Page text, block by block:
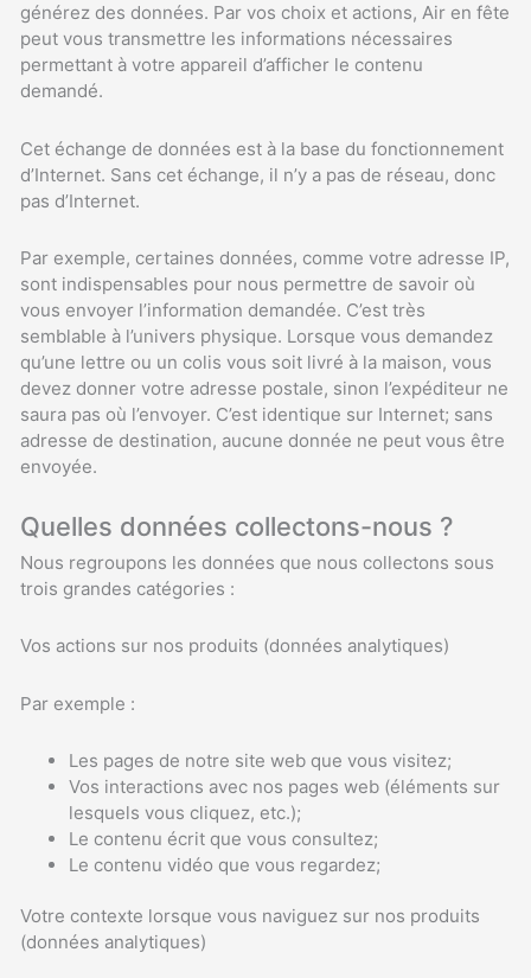
générez des données. Par vos choix et actions, Air en fête
peut vous transmettre les informations nécessaires
permettant à votre appareil d’afficher le contenu
demandé.
Cet échange de données est à la base du fonctionnement
d’Internet. Sans cet échange, il n’y a pas de réseau, donc
pas d’Internet.
Par exemple, certaines données, comme votre adresse IP,
sont indispensables pour nous permettre de savoir où
vous envoyer l’information demandée. C’est très
semblable à l’univers physique. Lorsque vous demandez
qu’une lettre ou un colis vous soit livré à la maison, vous
devez donner votre adresse postale, sinon l’expéditeur ne
saura pas où l’envoyer. C’est identique sur Internet; sans
adresse de destination, aucune donnée ne peut vous être
envoyée.
Quelles données collectons-nous ?
Nous regroupons les données que nous collectons sous
trois grandes catégories :
Vos actions sur nos produits (données analytiques)
Par exemple :
Les pages de notre site web que vous visitez;
Vos interactions avec nos pages web (éléments sur
lesquels vous cliquez, etc.);
Le contenu écrit que vous consultez;
Le contenu vidéo que vous regardez;
Votre contexte lorsque vous naviguez sur nos produits
(données analytiques)